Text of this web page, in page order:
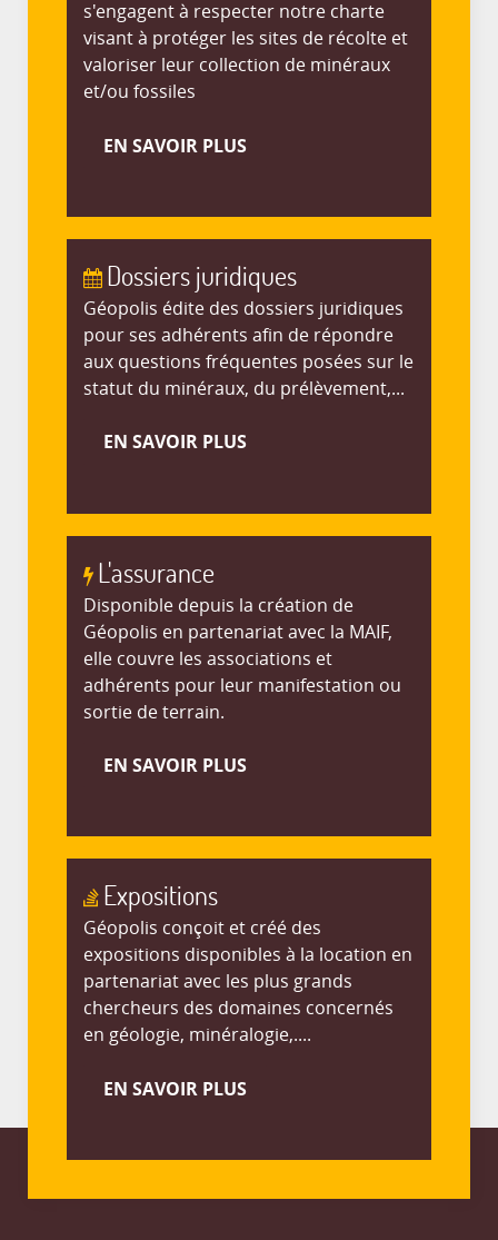
s'engagent à respecter notre charte
visant à protéger les sites de récolte et
valoriser leur collection de minéraux
et/ou fossiles
EN SAVOIR PLUS
Dossiers juridiques
Géopolis édite des dossiers juridiques
pour ses adhérents afin de répondre
aux questions fréquentes posées sur le
statut du minéraux, du prélèvement,...
EN SAVOIR PLUS
L'assurance
Disponible depuis la création de
Géopolis en partenariat avec la MAIF,
elle couvre les associations et
adhérents pour leur manifestation ou
sortie de terrain.
EN SAVOIR PLUS
Expositions
Géopolis conçoit et créé des
expositions disponibles à la location en
partenariat avec les plus grands
chercheurs des domaines concernés
en géologie, minéralogie,....
EN SAVOIR PLUS